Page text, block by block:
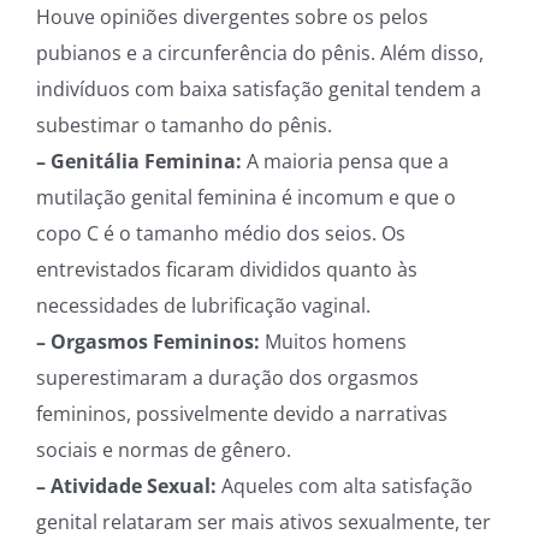
Houve opiniões divergentes sobre os pelos
pubianos e a circunferência do pênis. Além disso,
indivíduos com baixa satisfação genital tendem a
subestimar o tamanho do pênis.
– Genitália Feminina: A maioria pensa que a
mutilação genital feminina é incomum e que o
copo C é o tamanho médio dos seios. Os
entrevistados ficaram divididos quanto às
necessidades de lubrificação vaginal.
– Orgasmos Femininos: Muitos homens
superestimaram a duração dos orgasmos
femininos, possivelmente devido a narrativas
sociais e normas de gênero.
– Atividade Sexual: Aqueles com alta satisfação
genital relataram ser mais ativos sexualmente, ter